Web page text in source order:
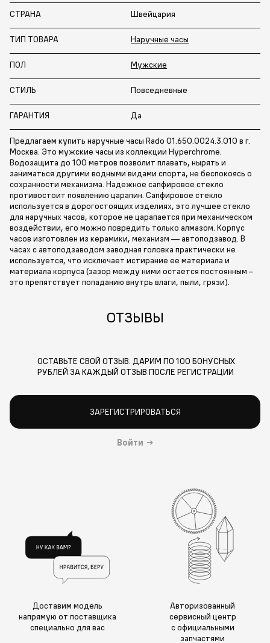
СТРАНА Швейцария
ТИП ТОВАРА Наручные часы
ПОЛ Мужские
СТИЛЬ Повседневные
ГАРАНТИЯ Да
Предлагаем купить наручные часы Rado 01.650.0024.3.010 в г.
Москва. Это мужские часы из коллекции Hyperchrome.
Водозащита до 100 метров позволит плавать, нырять и
заниматься другими водными видами спорта, не беспокоясь о
сохранности механизма. Надежное сапфировое стекло
противостоит появлению царапин. Сапфировое стекло
используется в дорогостоящих изделиях, это лучшее стекло
для наручных часов, которое не царапается при механическом
воздействии, его можно повредить только алмазом. Корпус
часов изготовлен из керамики, механизм — автоподзавод. В
часах с автоподзаводом заводная головка практически не
используется, что исключает истирание ее материала и
материала корпуса (зазор между ними остается постоянным –
это препятствует попаданию внутрь влаги, пыли, грязи).
ОТЗЫВЫ
ОСТАВЬТЕ СВОЙ ОТЗЫВ. ДАРИМ ПО 100 БОНУСНЫХ
РУБЛЕЙ ЗА КАЖДЫЙ ОТЗЫВ ПОСЛЕ РЕГИСТРАЦИИ
ЗАРЕГИСТРИРОВАТЬСЯ
Войти →
Доставим модель
напрямую от поставщика
специально для вас
Авторизованный
сервисный центр
с официальными
запчастями